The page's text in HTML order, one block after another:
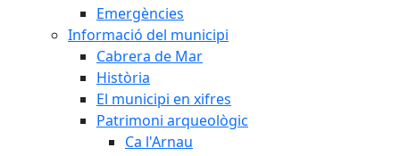
Emergències
Informació del municipi
Cabrera de Mar
Història
El municipi en xifres
Patrimoni arqueològic
Ca l'Arnau